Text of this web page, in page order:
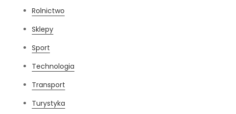
Rolnictwo
Sklepy
Sport
Technologia
Transport
Turystyka